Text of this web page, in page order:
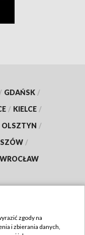
/ GDAŃSK /
/ KIELCE /
OLSZTYN /
/
WROCŁAW
zgody na
i zbierania danych,